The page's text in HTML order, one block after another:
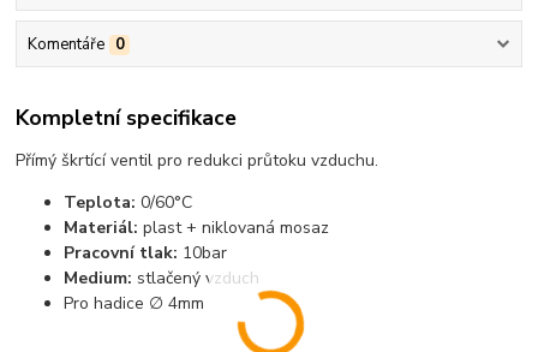
Komentáře 0
Kompletní specifikace
Přímý škrtící ventil pro redukci průtoku vzduchu.
Teplota: 0/60°C
Materiál: plast + niklovaná mosaz
Pracovní tlak: 10bar
Medium: stlačený vzduch
Pro hadice ∅ 4mm